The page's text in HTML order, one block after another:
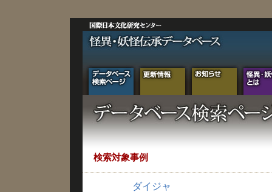
検索対象事例
ダイジャ